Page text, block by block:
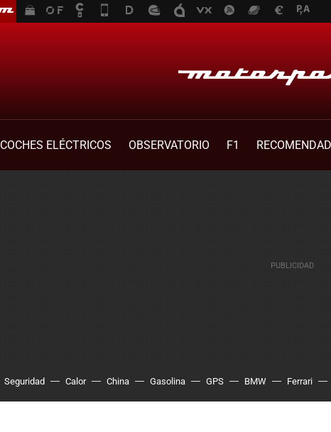
COCHES ELÉCTRICOS OBSERVATORIO F1
Seguridad Calor China Gasolina GPS BMW Ferrari